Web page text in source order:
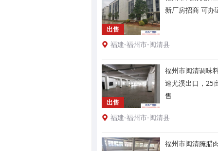
出售
新厂房招商 可办
福建-福州市-闽清县
出售
福州市闽清调味
速尤溪出口，25
售
福建-福州市-闽清县
福州市闽清腌腊